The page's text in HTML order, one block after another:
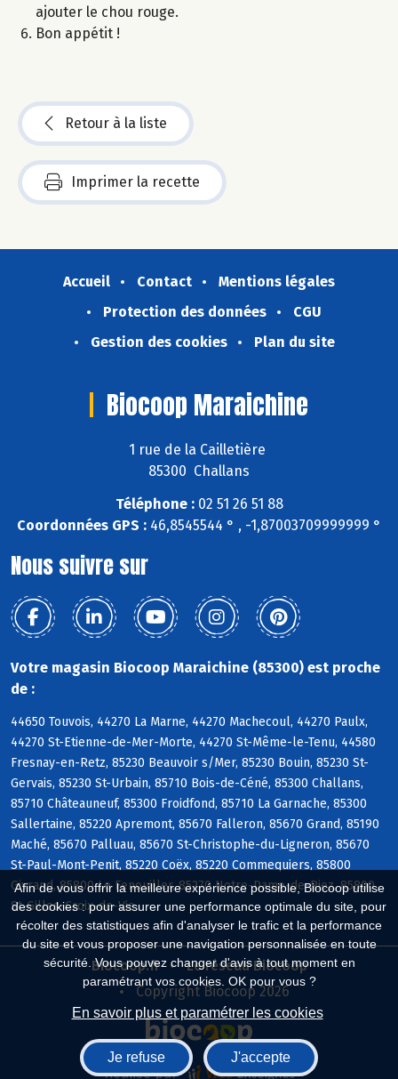
Afin de vous offrir la meilleure expérience possible, Biocoop utilise
des cookies : pour assurer une performance optimale du site, pour
récolter des statistiques afin d'analyser le trafic et la performance
du site et vous proposer une navigation personnalisée en toute
sécurité. Vous pouvez changer d'avis à tout moment en
paramétrant vos cookies. OK pour vous ?
En savoir plus et paramétrer les cookies
Je refuse J'accepte
ajouter le chou rouge.
Bon appétit !
Retour à la liste
Imprimer la recette
Accueil Contact
Mentions légales
Protection des données
CGU
Gestion des cookies
Plan du site
Biocoop Maraichine
1 rue de la Cailletière
85300 Challans
Téléphone :02 51 26 51 88
Coordonnées GPS : 46,8545544 ° , -1,87003709999999 °
Nous suivre sur
Votre magasin Biocoop Maraichine (85300) est proche
de :
44650 Touvois, 44270 La Marne, 44270 Machecoul, 44270 Paulx,
44270 St-Etienne-de-Mer-Morte, 44270 St-Même-le-Tenu, 44580
Fresnay-en-Retz, 85230 Beauvoir s/Mer, 85230 Bouin, 85230 St-
Gervais, 85230 St-Urbain, 85710 Bois-de-Céné, 85300 Challans,
85710 Châteauneuf, 85300 Froidfond, 85710 La Garnache, 85300
Sallertaine, 85220 Apremont, 85670 Falleron, 85670 Grand, 85190
Maché, 85670 Palluau, 85670 St-Christophe-du-Ligneron, 85670
St-Paul-Mont-Penit, 85220 Coëx, 85220 Commequiers, 85800
Givrand, 85800 Le Fenouiller, 85270 Notre-Dame-de-Riez, 85800
St-Gilles-Croix-de-Vie
Biocoop.fr
Le réseau Biocoop
Copyright Biocoop 2026
Réalisé par